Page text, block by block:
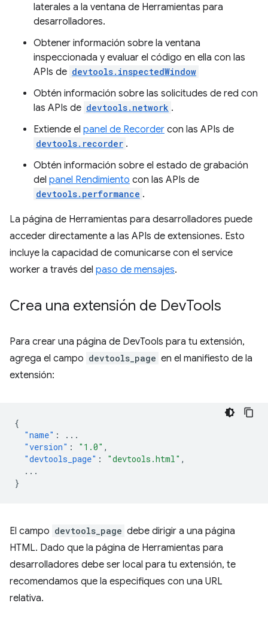
laterales a la ventana de Herramientas para
desarrolladores.
Obtener información sobre la ventana
inspeccionada y evaluar el código en ella con las
APIs de devtools.inspectedWindow
Obtén información sobre las solicitudes de red con
las APIs de devtools.network .
Extiende el panel de Recorder con las APIs de
devtools.recorder .
Obtén información sobre el estado de grabación
del panel Rendimiento con las APIs de
devtools.performance .
La página de Herramientas para desarrolladores puede
acceder directamente a las APIs de extensiones. Esto
incluye la capacidad de comunicarse con el service
worker a través del paso de mensajes.
Crea una extensión de DevTools
Para crear una página de DevTools para tu extensión,
agrega el campo devtools_page en el manifiesto de la
extensión:
{
"name" :
...
"version" : "1.0" ,
"devtools_page" : "devtools.html" ,
...
}
El campo devtools_page debe dirigir a una página
HTML. Dado que la página de Herramientas para
desarrolladores debe ser local para tu extensión, te
recomendamos que la especifiques con una URL
relativa.